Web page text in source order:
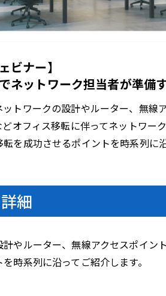
l
a
y
i
ビナー】
ネットワーク担当者が準備
トワークの設計やルーター、無線
オフィス移転に伴ってネットワー
を成功させるポイントを時系列に
細
やルーター、無線アクセスポイ
時系列に沿ってご紹介します。